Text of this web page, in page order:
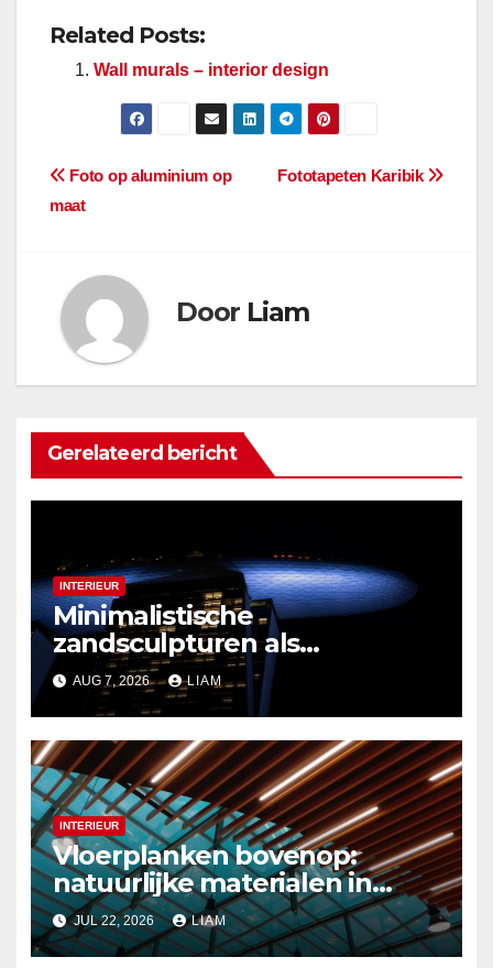
Related Posts:
Wall murals – interior design
BerichtnavigatieFototapeten Karibik
Foto op aluminium op
maat
Door Liam
Gerelateerd bericht
INTERIEUR
Minimalistische
zandsculpturen als
interieurdecoratie
AUG 7, 2026 LIAM
INTERIEUR
Vloerplanken bovenop:
natuurlijke materialen in
moderne plafondontwerpen
JUL 22, 2026 LIAM